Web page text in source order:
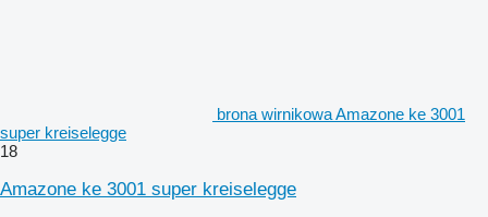
brona wirnikowa Amazone ke 3001
super kreiselegge
18
Amazone ke 3001 super kreiselegge